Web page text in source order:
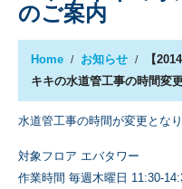
のご案内
Home お知らせ
【
キキの水道管工事の時間変
水道管工事の時間が変更とな
対象フロア エバタワー
作業時間 毎週木曜日 11:30-